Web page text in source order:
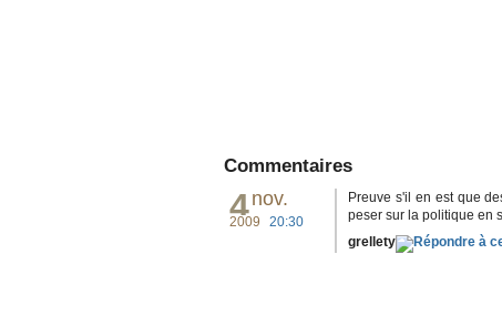
Commentaires
4nov.
2009 20:30
Preuve s'il en est que
peser sur la politique en
grellety